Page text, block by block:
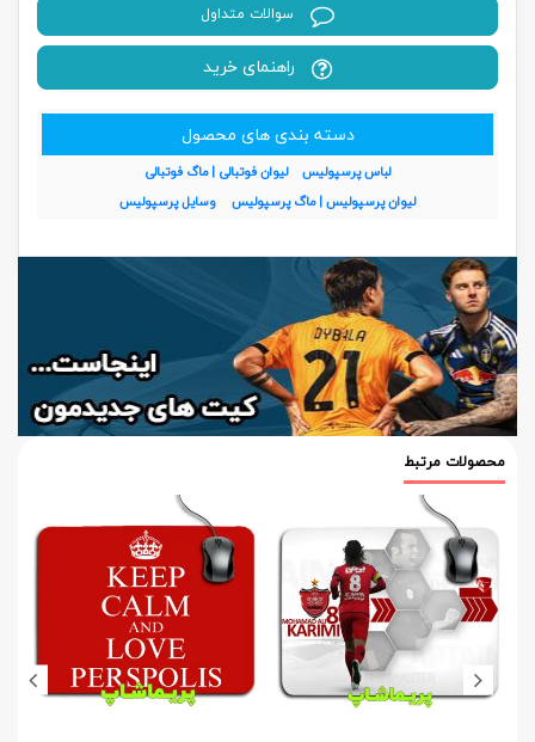
سوالات متداول
راهنمای خرید
دسته بندی های محصول
لباس پرسپولیس
لیوان فوتبالی | ماگ فوتبالی
لیوان پرسپولیس | ماگ پرسپولیس
وسایل پرسپولیس
محصولات مرتبط